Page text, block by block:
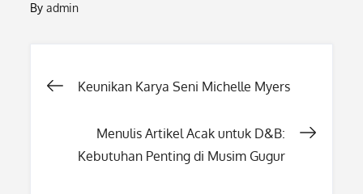
Byadmin
Post
navigation
Keunikan Karya Seni Michelle Myers
Menulis Artikel Acak untuk D&B:
Kebutuhan Penting di Musim Gugur